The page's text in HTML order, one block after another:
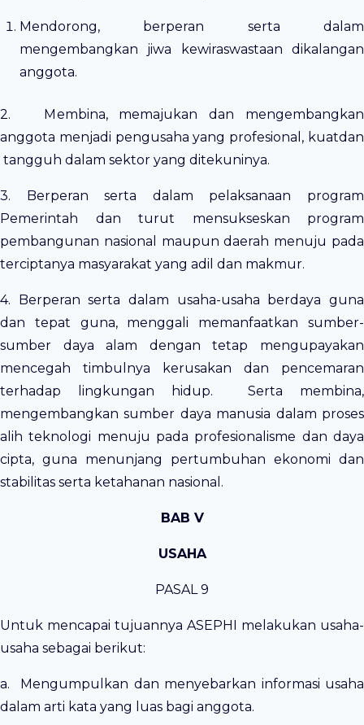
Mendorong, berperan serta dalam
mengembangkan jiwa kewiraswastaan dikalangan
anggota.
2. Membina, memajukan dan mengembangkan
anggota menjadi pengusaha yang profesional, kuatdan
tangguh dalam sektor yang ditekuninya.
3. Berperan serta dalam pelaksanaan program
Pemerintah dan turut mensukseskan program
pembangunan nasional maupun daerah menuju pada
terciptanya masyarakat yang adil dan makmur.
4. Berperan serta dalam usaha-usaha berdaya guna
dan tepat guna, menggali memanfaatkan sumber-
sumber daya alam dengan tetap mengupayakan
mencegah timbulnya kerusakan dan pencemaran
terhadap lingkungan hidup. Serta membina,
mengembangkan sumber daya manusia dalam proses
alih teknologi menuju pada profesionalisme dan daya
cipta, guna menunjang pertumbuhan ekonomi dan
stabilitas serta ketahanan nasional.
BAB V
USAHA
PASAL 9
Untuk mencapai tujuannya ASEPHI melakukan usaha-
usaha sebagai berikut:
a. Mengumpulkan dan menyebarkan informasi usaha
dalam arti kata yang luas bagi anggota.